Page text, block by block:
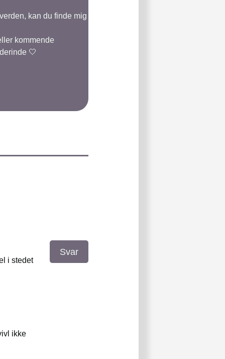
kan du finde mig
kommende
🤍
i stedet
ikke
Svar